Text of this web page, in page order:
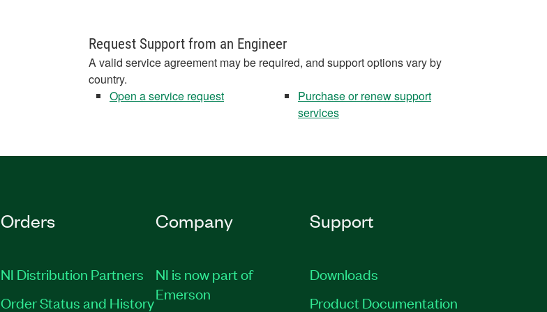
Request Support from an Engineer
A valid service agreement may be required, and support options vary by
country.
Open a service request
Purchase or renew support
services
Orders
NI Distribution Partners
Order Status and History
Company
NI is now part of
Emerson
Support
Downloads
Product Documentation